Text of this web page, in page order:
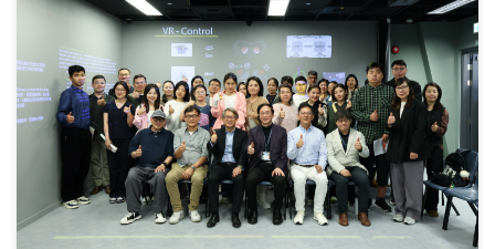
新闻及传播学系犯罪学 […]